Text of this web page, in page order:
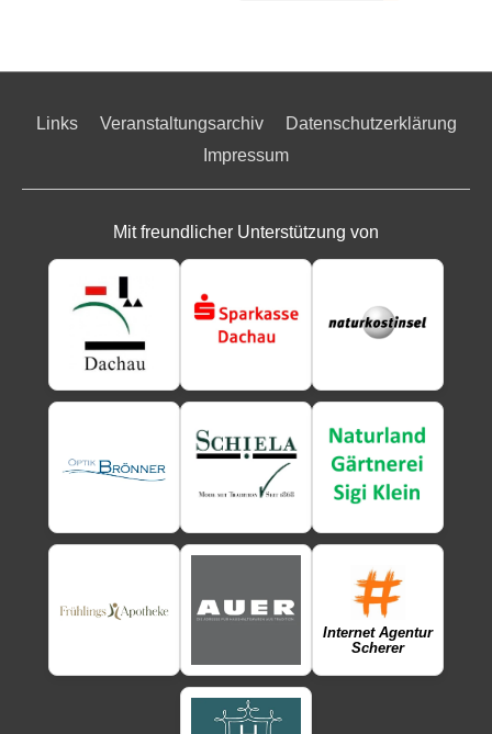
Links Veranstaltungsarchiv
Datenschutzerklärung
Impressum
Mit freundlicher Unterstützung von
Internet Agentur
Scherer